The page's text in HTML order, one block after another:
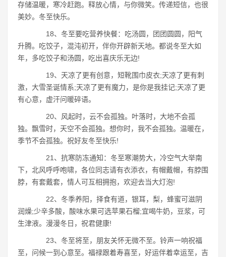
存储温暖，寒冷赶跑。释放心情，与你微笑。传递短信，也很
美妙。冬至快乐。
18、冬至要吃营养快餐：吃汤圆，团团圆圆，阳气
升腾。吃饺子，混沌初开，伴你开辟新天地。都说冬至大如
年，多吃饺子和汤圆，吃出喜庆乐无边!
19、天凉了更有创意，短靴围巾皮衣;天凉了更有刺
激，大雪圣诞情系;天凉了更有魔力，是你是我挂记;天凉了更
有心意，虚汗问暖碎语。
20、风起时，云不会孤独。叶落时，大地不会孤
独。飘雪时，天空不会孤独。想你时，我不会孤独。温暖在，
季节不会孤独。祝好友冬至快乐!
21、抗寒防冻通知：冬至寒潮势大，冷空气大举南
下，北风呼呼咆啸，各位同志请有衣添衣，有帽戴帽，有脖围
脖，有套戴套，情人可互相拥抱，欢迎去当大灯泡!
22、冬季养阳，择食有道，银耳，梨，蜂蜜可滋阴
润燥;少辛多酸，酸味水果可选苹果石榴;宜喝牛奶，豆浆，可
生津液。漫漫冬日，祝君健康!
23、冬至将至，朋友关怀无微不至。铃声一响祝福
至，问候一到心意至。福禄跟着寿喜至，好运伴着幸运至，吉